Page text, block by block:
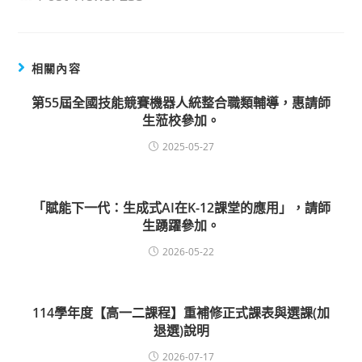
相關內容
第55屆全國技能競賽機器人統整合職類輔導，惠請師
生蒞校參加。
2025-05-27
「賦能下一代：生成式AI在K-12課堂的應用」，請師
生踴躍參加。
2026-05-22
114學年度【高一二課程】重補修正式課表與選課(加
退選)說明
2026-07-17